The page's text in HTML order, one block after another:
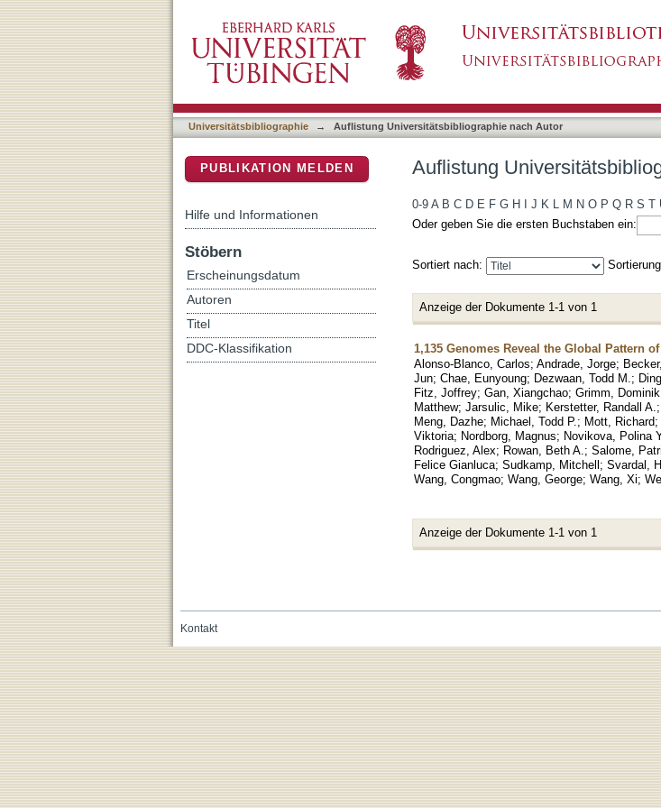
Universitätsbibliographie → Auflistung Universitätsbibliographie nach Autor
Auflistung
0-9 A B C D E F G H J K L M N O P Q R S T
Oder geben Sie die ersten Buchstaben ein:
Sortiert nach:
Anzeige der Dokumente 1-1 von 1
1,135 Genomes Reveal the Global Pattern
Alonso-Blanco, Carlos; Andrade, Jorge;
Jun; Chae, Eunyoung; Dezwaan, Todd M. ;
Fitz, Joffrey; Gan, Xiangchao; Grimm, Dominik
Matthew; Jarsulic, Mike; Kerstetter, Randall A. ;
Meng, Dazhe; Michael, Todd P. ; Mott, Richard;
Viktoria; Nordborg, Magnus; Novikova, Polina
Rodriguez, Alex; Rowan, Beth A. ; Salome,
Felice Gianluca; Sudkamp, Mitchell; Svardal,
Wang, Congmao; Wang, George; Wang, Xi;
Anzeige der Dokumente 1-1 von 1
PUBLIKATION MELDEN
Hilfe und Informationen
Stöbern
Erscheinungsdatum
Autoren
Titel
DDC-Klassifikation
Kontakt